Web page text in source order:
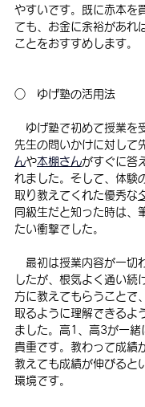
やすいです。既に赤本を
ても、お金に余裕があれ
ことをおすすめします。
○　ゆげ塾の活用法
ゆげ塾で初めて授業を
先生の問いかけに対して
んや本棚さんがすぐに答
れました。そして、体験
取り教えてくれた優秀な
同級生だと知った時は、
たい衝撃でした。
最初は授業内容が一切
したが、根気よく通い続
方に教えてもらうことで
取るように理解できるよ
ました。高1、高3が一緒
貴重です。教わって成績
教えても成績が伸びると
環境です。